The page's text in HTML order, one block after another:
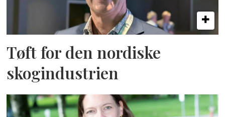
Tøft for den nordiske
skogindustrien